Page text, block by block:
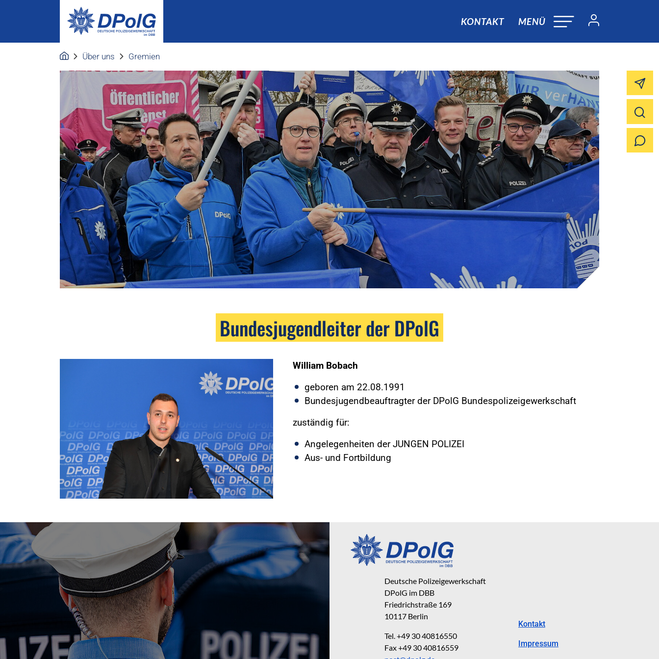
KONTAKT MENÜ
Über uns Gremien
Bundesjugendleiter der DPolG
William Bobach
geboren am 22.08.1991
Bundesjugendbeauftragter der DPolG Bundespolizeigewerkschaft
zuständig für:
Angelegenheiten der JUNGEN POLIZEI
Aus- und Fortbildung
Deutsche Polizeigewerkschaft
DPolG im DBB
Friedrichstraße 169
10117 Berlin
Tel. +49 30 40816550
Fax +49 30 40816559
Kontakt
Impressum